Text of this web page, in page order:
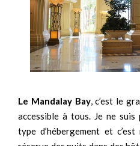
Le Mandalay Bay, c’est le
accessible à tous. Je ne
type d’hébergement et